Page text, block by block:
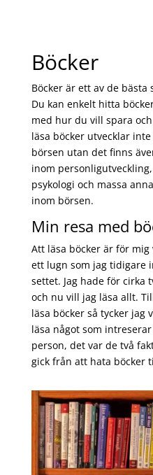
Böcker
Böcker är ett av de
Du kan enkelt hitta
med hur du vill spara
läsa böcker utvecklar
börsen utan det finns
inom
psykologi och massa
inom börsen.
Min resa med
Att läsa böcker är för
ett lugn som jag tidigare
settet. Jag hade för cirka
och nu vill jag läsa allt.
läsa böcker så tycker jag
läsa något som
person, det var de två
gick från att hata böcker